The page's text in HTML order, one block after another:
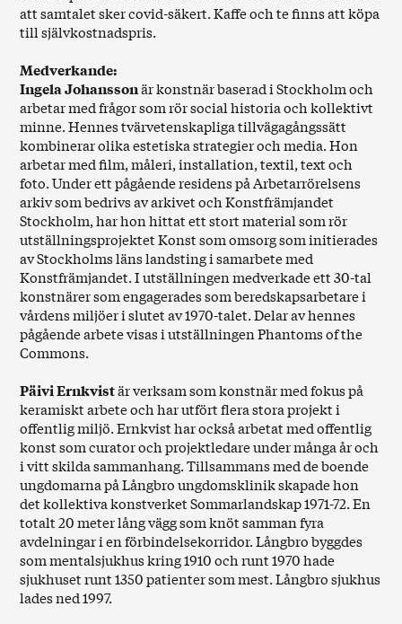
att samtalet sker covid-säkert. Kaffe och te finns att köpa
till självkostnadspris.
Medverkande:
Ingela Johanssonär konstnär baserad i Stockholm och
arbetar med frågor som rör social historia och kollektivt
minne. Hennes tvärvetenskapliga tillvägagångssätt
kombinerar olika estetiska strategier och media. Hon
arbetar med film, måleri, installation, textil, text och
foto. Under ett pågående residens på Arbetarrörelsens
arkiv som bedrivs av arkivet och Konstfrämjandet
Stockholm, har hon hittat ett stort material som rör
utställningsprojektet Konst som omsorg som initierades
av Stockholms läns landsting i samarbete med
Konstfrämjandet. I utställningen medverkade ett 30-tal
konstnärer som engagerades som beredskapsarbetare i
vårdens miljöer i slutet av 1970-talet. Delar av hennes
pågående arbete visas i utställningen Phantoms of the
Commons.
Päivi Ernkvistär verksam som konstnär med fokus på
keramiskt arbete och har utfört flera stora projekt i
offentlig miljö. Ernkvist har också arbetat med offentlig
konst som curator och projektledare under många år och
i vitt skilda sammanhang. Tillsammans med de boende
ungdomarna på Långbro ungdomsklinik skapade hon
det kollektiva konstverket Sommarlandskap 1971-72. En
totalt 20 meter lång vägg som knöt samman fyra
avdelningar i en förbindelsekorridor. Långbro byggdes
som mentalsjukhus kring 1910 och runt 1970 hade
sjukhuset runt 1350 patienter som mest. Långbro sjukhus
lades ned 1997.